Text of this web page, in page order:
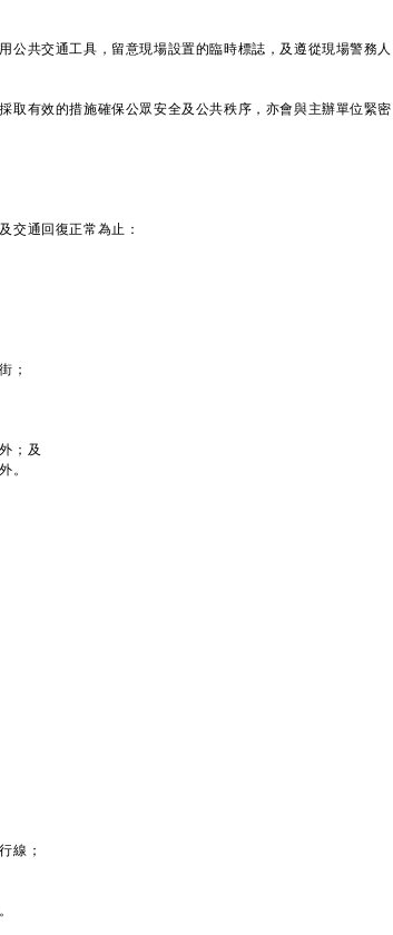
共交通工具，留意現場設置的臨時標誌，及遵從現場警務人
有效的措施確保公眾安全及公共秩序，亦會與主辦單位緊密
通回復正常為止：
；
；及
。
線；